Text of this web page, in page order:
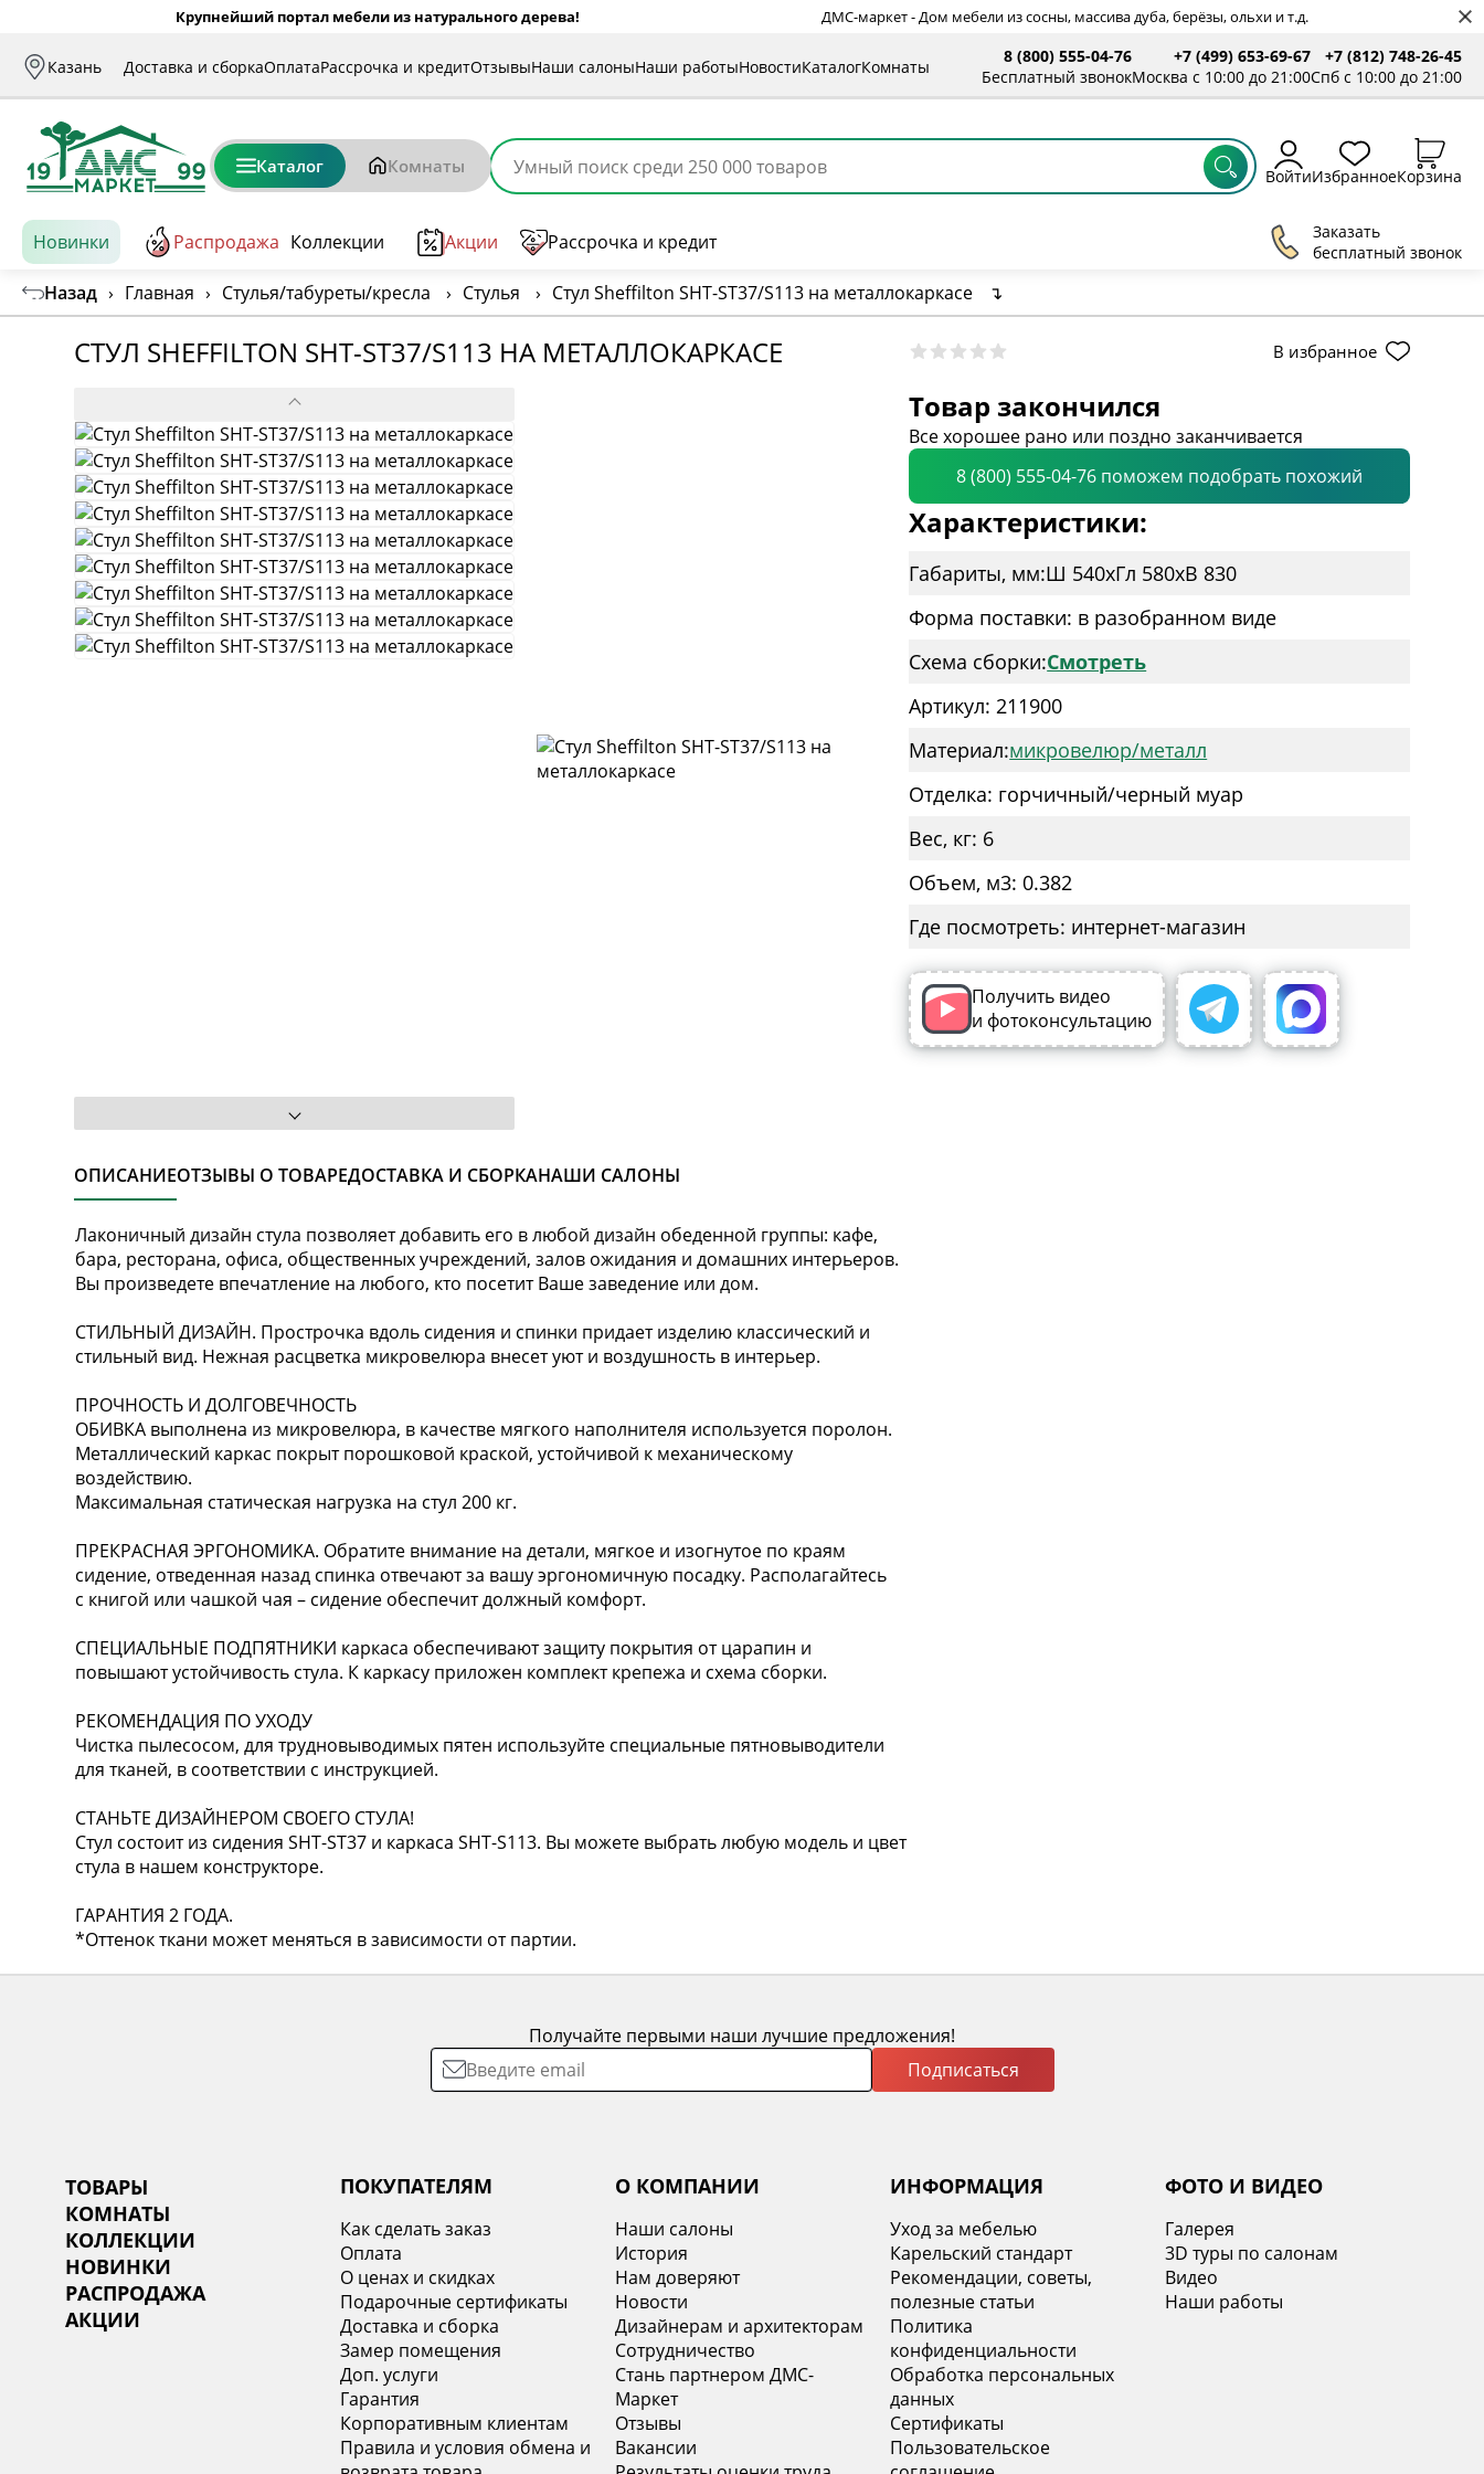
Крупнейший портал мебели из натурального дерева! ДМС-маркет - Дом мебели из сосны, массива дуба, берёзы, ольхи и т.д.
Казань Доставка и сборкаОплатаРассрочка и кредитОтзывыНаши салоныНаши работыНовостиКаталогКомнаты
8 (800) 555-04-76
Бесплатный звонок
+7 (499) 653-69-67
Москва с 10:00 до 21:00
+7 (812) 748-26-45
Спб с 10:00 до 21:00
Каталог Комнаты ВойтиИзбранноеКорзина
Новинки Распродажа Коллекции Акции Рассрочка и кредит
Заказать
бесплатный звонок
Назад › Главная › Стулья/табуреты/кресла › Стулья › Стул Sheffilton SHT-ST37/S113 на металлокаркасе ↴
СТУЛ SHEFFILTON SHT-ST37/S113 НА МЕТАЛЛОКАРКАСЕ В избранное
ОПИСАНИЕОТЗЫВЫ О ТОВАРЕДОСТАВКА И СБОРКАНАШИ САЛОНЫ
Лаконичный дизайн стула позволяет добавить его в любой дизайн обеденной группы: кафе,
бара, ресторана, офиса, общественных учреждений, залов ожидания и домашних интерьеров.
Вы произведете впечатление на любого, кто посетит Ваше заведение или дом.
СТИЛЬНЫЙ ДИЗАЙН. Прострочка вдоль сидения и спинки придает изделию классический и
стильный вид. Нежная расцветка микровелюра внесет уют и воздушность в интерьер.
ПРОЧНОСТЬ И ДОЛГОВЕЧНОСТЬ
ОБИВКА выполнена из микровелюра, в качестве мягкого наполнителя используется поролон.
Металлический каркас покрыт порошковой краской, устойчивой к механическому
воздействию.
Максимальная статическая нагрузка на стул 200 кг.
ПРЕКРАСНАЯ ЭРГОНОМИКА. Обратите внимание на детали, мягкое и изогнутое по краям
сидение, отведенная назад спинка отвечают за вашу эргономичную посадку. Располагайтесь
с книгой или чашкой чая – сидение обеспечит должный комфорт.
СПЕЦИАЛЬНЫЕ ПОДПЯТНИКИ каркаса обеспечивают защиту покрытия от царапин и
повышают устойчивость стула. К каркасу приложен комплект крепежа и схема сборки.
РЕКОМЕНДАЦИЯ ПО УХОДУ
Чистка пылесосом, для трудновыводимых пятен используйте специальные пятновыводители
для тканей, в соответствии с инструкцией.
СТАНЬТЕ ДИЗАЙНЕРОМ СВОЕГО СТУЛА!
Стул состоит из сидения SHT-ST37 и каркаса SHT-S113. Вы можете выбрать любую модель и цвет
стула в нашем конструкторе.
ГАРАНТИЯ 2 ГОДА.
*Оттенок ткани может меняться в зависимости от партии.
Товар закончился
Все хорошее рано или поздно заканчивается
8 (800) 555-04-76 поможем подобрать похожий
Характеристики:
Габариты, мм:Ш 540xГл 580xВ 830
Форма поставки: в разобранном виде
Схема сборки:Смотреть
Артикул: 211900
Материал:микровелюр/металл
Отделка: горчичный/черный муар
Вес, кг: 6
Объем, м3: 0.382
Где посмотреть: интернет-магазин
Получить видео
и фотоконсультацию
Получайте первыми наши лучшие предложения!
Подписаться
ТОВАРЫ
КОМНАТЫ
КОЛЛЕКЦИИ
НОВИНКИ
РАСПРОДАЖА
АКЦИИ
ПОКУПАТЕЛЯМ
Как сделать заказ
Оплата
О ценах и скидках
Подарочные сертификаты
Доставка и сборка
Замер помещения
Доп. услуги
Гарантия
Корпоративным клиентам
Правила и условия обмена и
О КОМПАНИИ
Наши салоны
История
Нам доверяют
Новости
Дизайнерам и архитекторам
Сотрудничество
Стань партнером ДМС-
Маркет
Отзывы
Вакансии
ИНФОРМАЦИЯ
Уход за мебелью
Карельский стандарт
Рекомендации, советы,
полезные статьи
Политика
конфиденциальности
Обработка персональных
данных
Сертификаты
Пользовательское
ФОТО И ВИДЕО
Галерея
3D туры по салонам
Видео
Наши работы